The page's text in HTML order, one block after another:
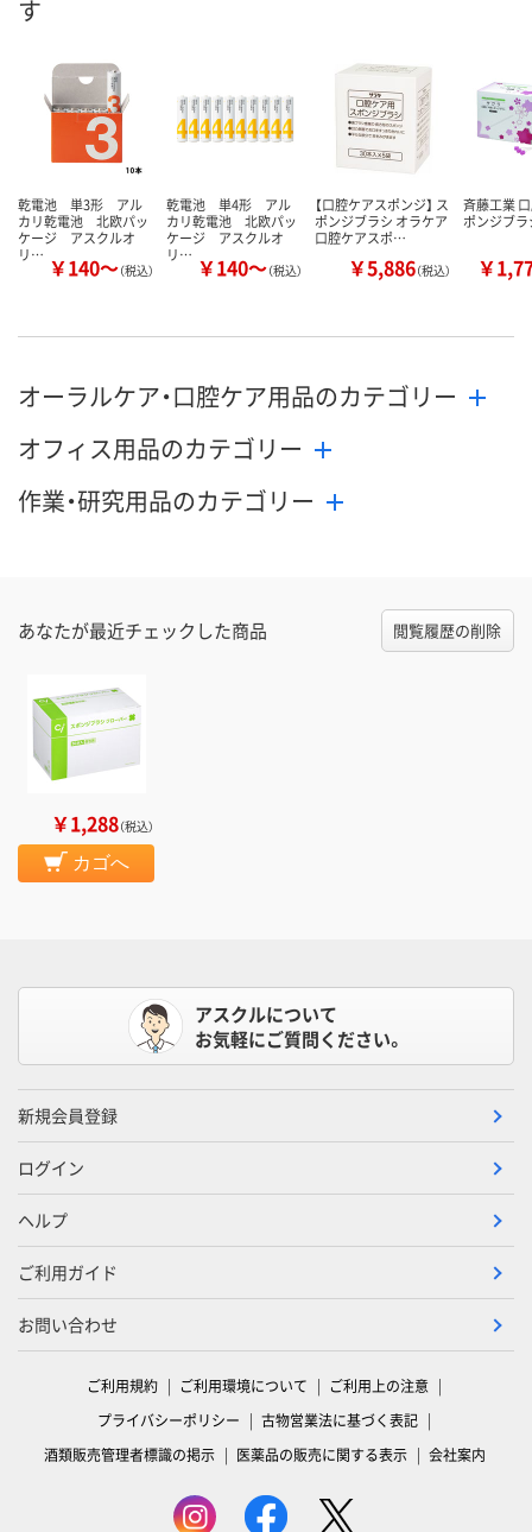
す
乾電池 単3形 アル
カリ乾電池 北欧パッ
ケージ アスクルオ
リ… ￥140～（税込）
乾電池 単4形 アル
カリ乾電池 北欧パッ
ケージ アスクルオ
リ… ￥140～（税込）
【口腔ケアスポンジ】 ス
ポンジブラシ オラケア
口腔ケアスポ…
￥5,886（税込）
斉藤工業
ポンジブラ
￥
オーラルケア・口腔ケア用品のカテゴリー
オフィス用品のカテゴリー
作業・研究用品のカテゴリー
あなたが最近チェックした商品 閲覧履歴の削除
￥1,288（税込）
カゴへ
アスクルについて
お気軽にご質問ください。
新規会員登録
ログイン
ヘルプ
ご利用ガイド
お問い合わせ
ご利用規約 ご利用環境について
ご利用上の注意
プライバシーポリシー
古物営業法に基づく表記
酒類販売管理者標識の掲示
医薬品の販売に関する表示 会社案内